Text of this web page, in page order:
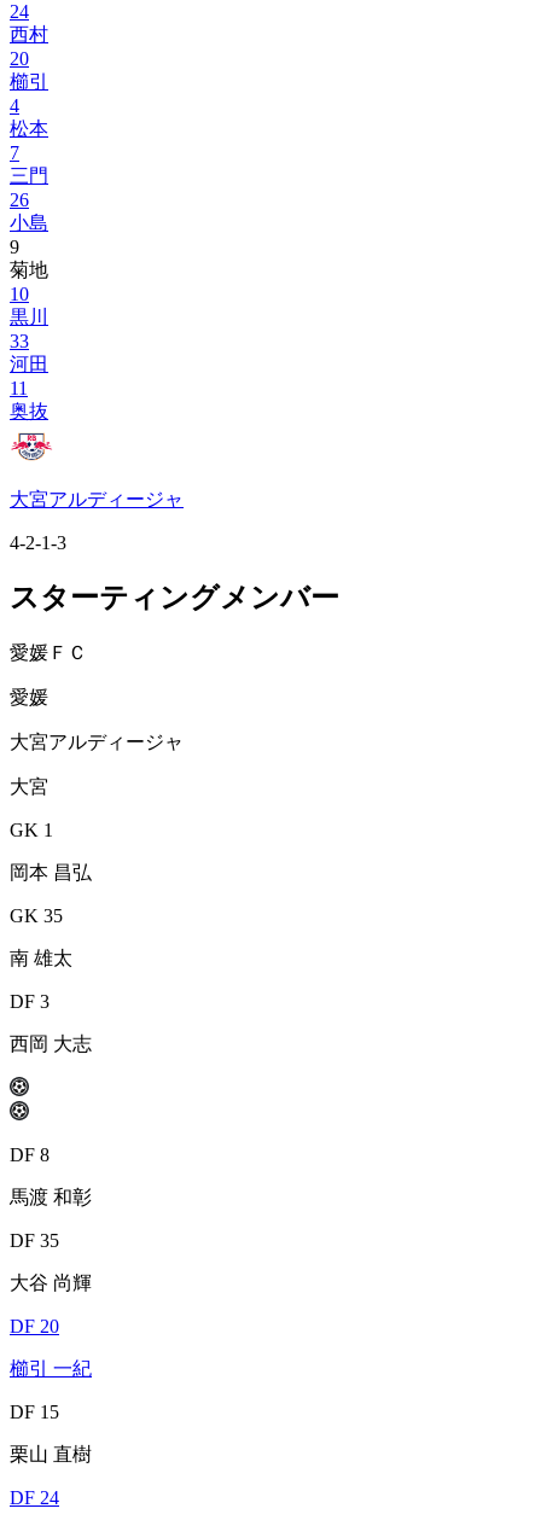
24
西村
20
櫛引
4
松本
7
三門
26
小島
9
菊地
10
黒川
33
河田
11
奥抜
大宮アルディージャ
4-2-1-3
スターティングメンバー
愛媛ＦＣ
愛媛
大宮アルディージャ
大宮
GK 1
岡本 昌弘
GK 35
南 雄太
DF 3
西岡 大志
DF 8
馬渡 和彰
DF 35
大谷 尚輝
DF 20
櫛引 一紀
DF 15
栗山 直樹
DF 24